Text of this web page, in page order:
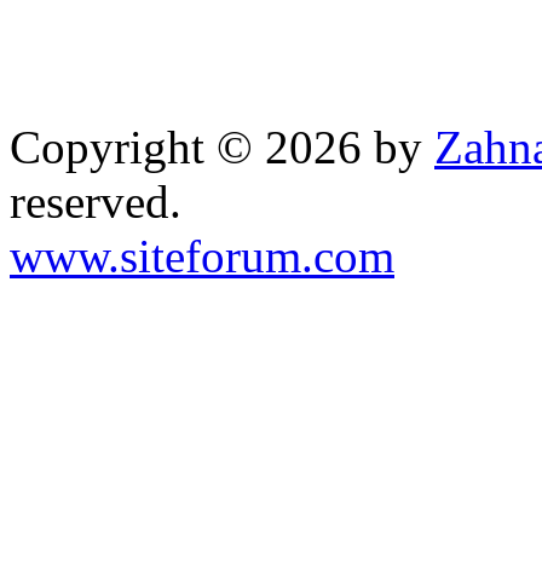
Copyright © 2026 by
reserved.
www.siteforum.com